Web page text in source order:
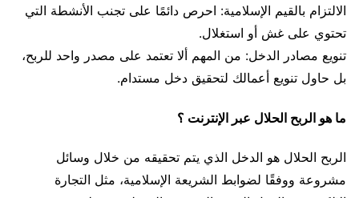
الالتزام بالقيم الإسلامية: احرص دائمًا على تجنب الأنشطة التي
تحتوي على غش أو استغلال.
تنويع مصادر الدخل: من المهم ألا تعتمد على مصدر واحد للربح،
بل حاول تنويع أعمالك لتحقيق دخل مستدام.
ما هو الربح الحلال عبر الإنترنت ؟
الربح الحلال هو الدخل الذي يتم تحقيقه من خلال وسائل
مشروعة ووفقًا لضوابط الشريعة الإسلامية، مثل التجارة